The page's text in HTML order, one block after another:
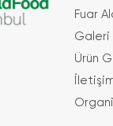
Fuar
Galeri
Ürün